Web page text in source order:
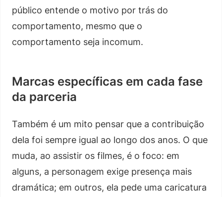
público entende o motivo por trás do
comportamento, mesmo que o
comportamento seja incomum.
Marcas específicas em cada fase
da parceria
Também é um mito pensar que a contribuição
dela foi sempre igual ao longo dos anos. O que
muda, ao assistir os filmes, é o foco: em
alguns, a personagem exige presença mais
dramática; em outros, ela pede uma caricatura